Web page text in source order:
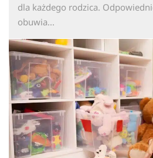
dla każdego rodzica.
obuwia...